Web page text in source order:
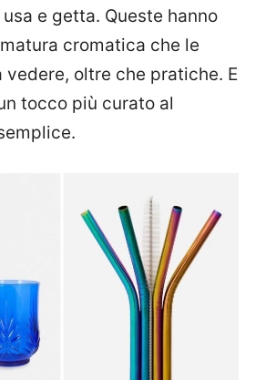
e getta. Queste hanno
cromatica che le
vedere, oltre che pratiche. E
tocco più curato al